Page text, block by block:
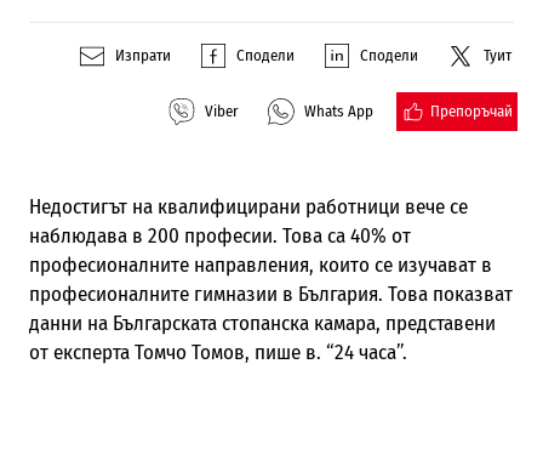
Изпрати Сподели Сподели Туит
Viber Whats App Препоръчай
Недостигът на квалифицирани работници вече се
наблюдава в 200 професии. Това са 40% от
професионалните направления, които се изучават в
професионалните гимназии в България. Това показват
данни на Българската стопанска камара, представени
от експерта Томчо Томов, пише в. “24 часа”.